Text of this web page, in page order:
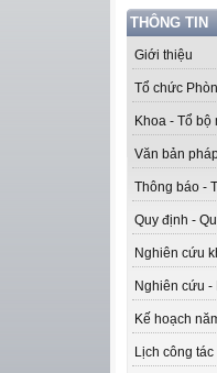
THÔNG TIN
Giới thiệu
Tổ chức
Khoa - Tổ bộ
Văn bản
Thông báo -
Quy định -
Nghiên cứu
Nghiên cứu -
Kế hoạch
Lịch công tác